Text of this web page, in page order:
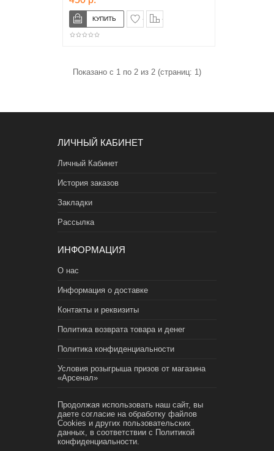
в закладки
Показано с 1 по 2 из 2 (страниц: 1)
ЛИЧНЫЙ КАБИНЕТ
Личный Кабинет
История заказов
Закладки
Рассылка
ИНФОРМАЦИЯ
О нас
Информация о доставке
Контакты и реквизиты
Политика возврата товара и денег
Политика конфиденциальности
Условия розыгрыша призов от магазина
«Арсенал»
Продолжая использовать наш сайт, вы
даете согласие на обработку файлов
Cookies и других пользовательских
данных, в соответствии с Политикой
конфиденциальности.